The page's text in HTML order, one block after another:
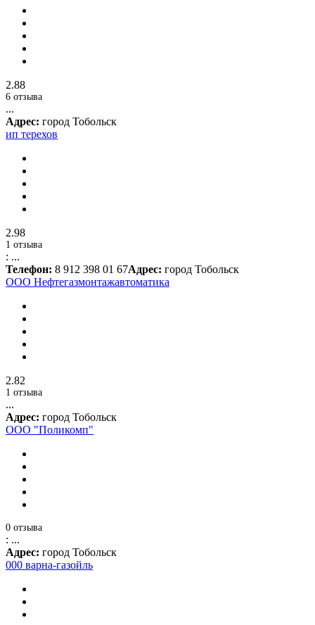
2.88
6 отзыва
...
Адрес: город Тобольск
ип терехов
2.98
1 отзыва
: ...
Телефон: 8 912 398 01 67Адрес: город Тобольск
ООО Нефтегазмонтажавтоматика
2.82
1 отзыва
...
Адрес: город Тобольск
ООО "Поликомп"
0 отзыва
: ...
Адрес: город Тобольск
000 варна-газойль